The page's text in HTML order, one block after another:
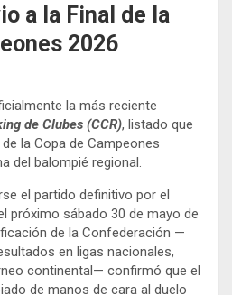
a la Final de la
2026
la más reciente
de Clubes (CCR), listado que
la Copa de Campeones
del balompié regional.
el partido definitivo por el
próximo sábado 30 de mayo de
de la Confederación —
en ligas nacionales,
continental— confirmó que el
de manos de cara al duelo